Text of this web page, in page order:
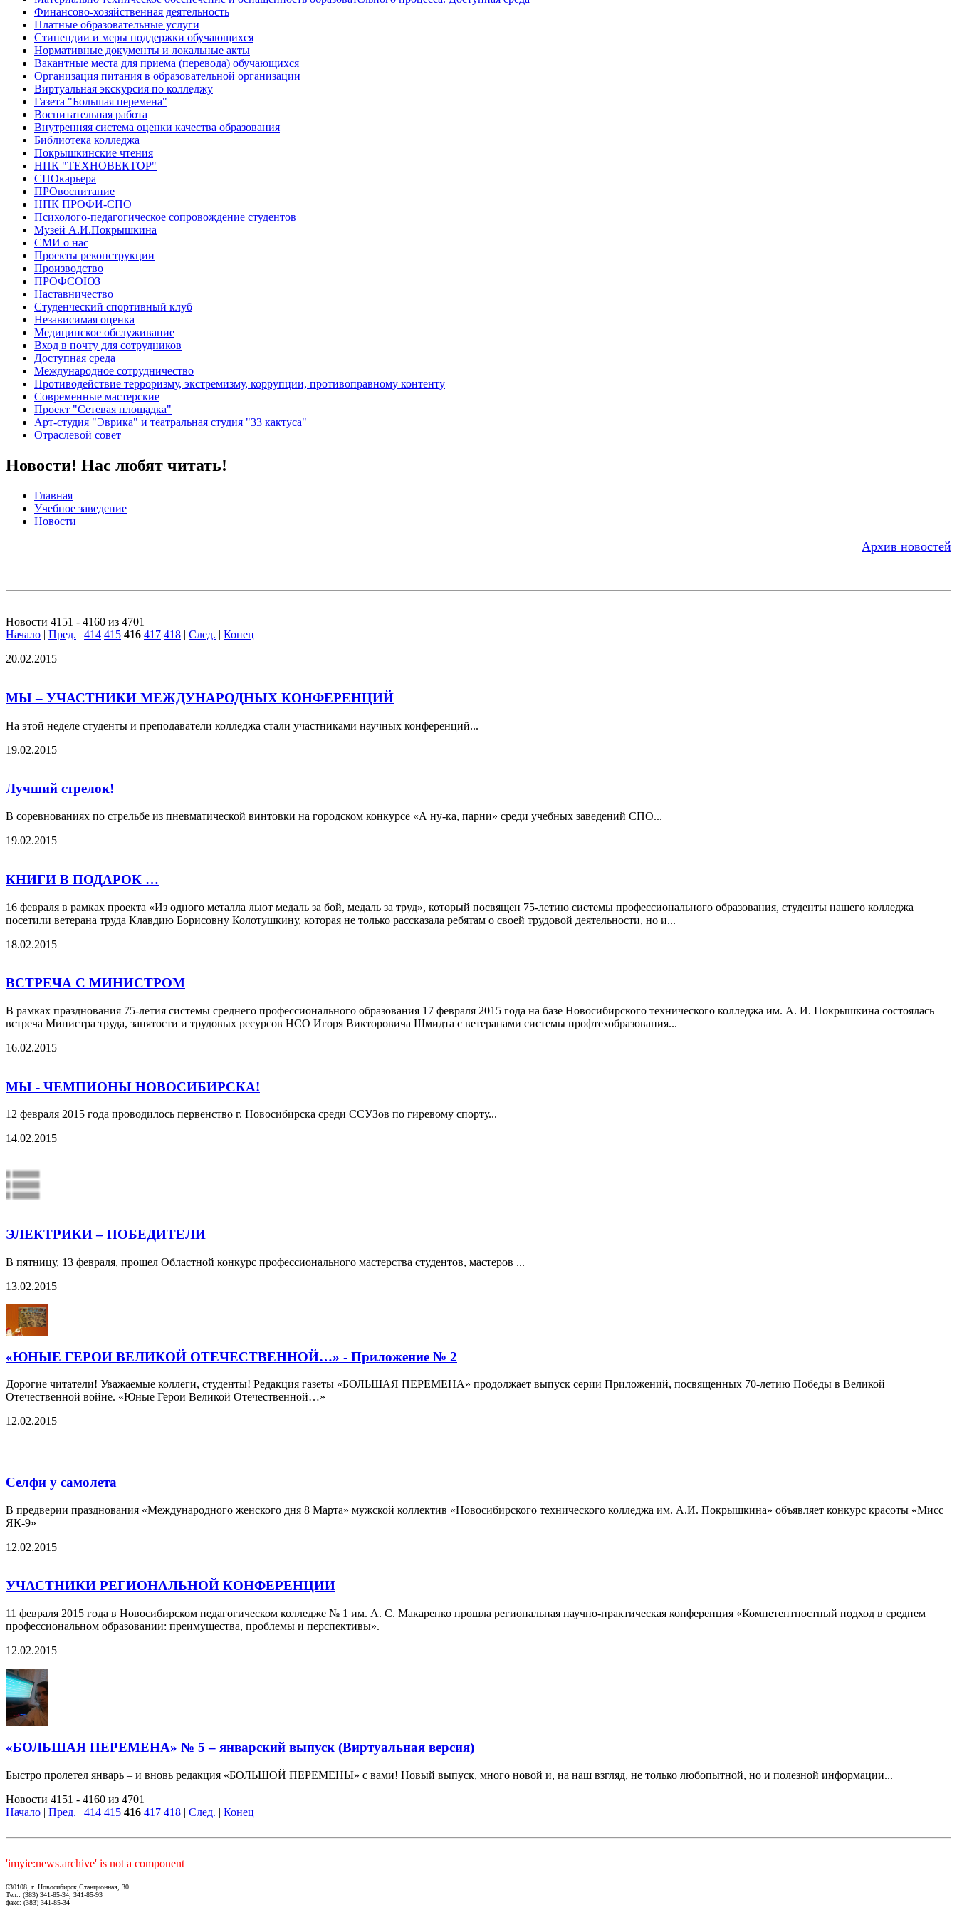
Финансово-хозяйственная деятельность
Платные образовательные услуги
Стипендии и меры поддержки обучающихся
Нормативные документы и локальные акты
Вакантные места для приема (перевода) обучающихся
Организация питания в образовательной организации
Виртуальная экскурсия по колледжу
Газета "Большая перемена"
Воспитательная работа
Внутренняя система оценки качества образования
Библиотека колледжа
Покрышкинские чтения
НПК "ТЕХНОВЕКТОР"
СПОкарьера
ПРОвоспитание
НПК ПРОФИ-СПО
Психолого-педагогическое сопровождение студентов
Музей А.И.Покрышкина
СМИ о нас
Проекты реконструкции
Производство
ПРОФСОЮЗ
Наставничество
Студенческий спортивный клуб
Независимая оценка
Медицинское обслуживание
Вход в почту для сотрудников
Доступная среда
Международное сотрудничество
Противодействие терроризму, экстремизму, коррупции, противоправному контенту
Современные мастерские
Проект "Сетевая площадка"
Арт-студия "Эврика" и театральная студия "33 кактуса"
Отраслевой совет
Новости! Нас любят читать!
Главная
Учебное заведение
Новости
Архив новостей
Новости 4151 - 4160 из 4701
Начало | Пред. | 414 415 416 417 418 | След. | Конец
20.02.2015
МЫ – УЧАСТНИКИ МЕЖДУНАРОДНЫХ КОНФЕРЕНЦИЙ
На этой неделе студенты и преподаватели колледжа стали участниками научных конференций...
19.02.2015
Лучший стрелок!
В соревнованиях по стрельбе из пневматической винтовки на городском конкурсе «А ну-ка, парни» среди учебных заведений СПО...
19.02.2015
КНИГИ В ПОДАРОК …
16 февраля в рамках проекта «Из одного металла льют медаль за бой, медаль за труд», который посвящен 75-летию системы профессионального образования, студенты нашего колледжа
посетили ветерана труда Клавдию Борисовну Колотушкину, которая не только рассказала ребятам о своей трудовой деятельности, но и...
18.02.2015
ВСТРЕЧА С МИНИСТРОМ
В рамках празднования 75-летия системы среднего профессионального образования 17 февраля 2015 года на базе Новосибирского технического колледжа им. А. И. Покрышкина состоялась
встреча Министра труда, занятости и трудовых ресурсов НСО Игоря Викторовича Шмидта с ветеранами системы профтехобразования...
16.02.2015
МЫ - ЧЕМПИОНЫ НОВОСИБИРСКА!
12 февраля 2015 года проводилось первенство г. Новосибирска среди ССУЗов по гиревому спорту...
14.02.2015
ЭЛЕКТРИКИ – ПОБЕДИТЕЛИ
В пятницу, 13 февраля, прошел Областной конкурс профессионального мастерства студентов, мастеров ...
13.02.2015
«ЮНЫЕ ГЕРОИ ВЕЛИКОЙ ОТЕЧЕСТВЕННОЙ…» - Приложение № 2
Дорогие читатели! Уважаемые коллеги, студенты! Редакция газеты «БОЛЬШАЯ ПЕРЕМЕНА» продолжает выпуск серии Приложений, посвященных 70-летию Победы в Великой
Отечественной войне. «Юные Герои Великой Отечественной…»
12.02.2015
Селфи у самолета
В предверии празднования «Международного женского дня 8 Марта» мужской коллектив «Новосибирского технического колледжа им. А.И. Покрышкина» объявляет конкурс красоты «Мисс
ЯК-9»
12.02.2015
УЧАСТНИКИ РЕГИОНАЛЬНОЙ КОНФЕРЕНЦИИ
11 февраля 2015 года в Новосибирском педагогическом колледже № 1 им. А. С. Макаренко прошла региональная научно-практическая конференция «Компетентностный подход в среднем
профессиональном образовании: преимущества, проблемы и перспективы».
12.02.2015
«БОЛЬШАЯ ПЕРЕМЕНА» № 5 – январский выпуск (Виртуальная версия)
Быстро пролетел январь – и вновь редакция «БОЛЬШОЙ ПЕРЕМЕНЫ» с вами! Новый выпуск, много новой и, на наш взгляд, не только любопытной, но и полезной информации...
Новости 4151 - 4160 из 4701
Начало | Пред. | 414 415 416 417 418 | След. | Конец
'imyie:news.archive' is not a component
630108, г. Новосибирск,Станционная, 30
Тел.: (383) 341-85-34, 341-85-93
факс: (383) 341-85-34